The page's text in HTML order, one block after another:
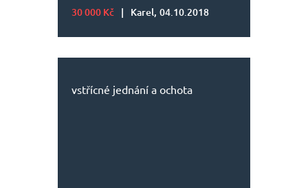
30 000 Kč | Karel, 04.10.2018
vstřícné jednání a ochota